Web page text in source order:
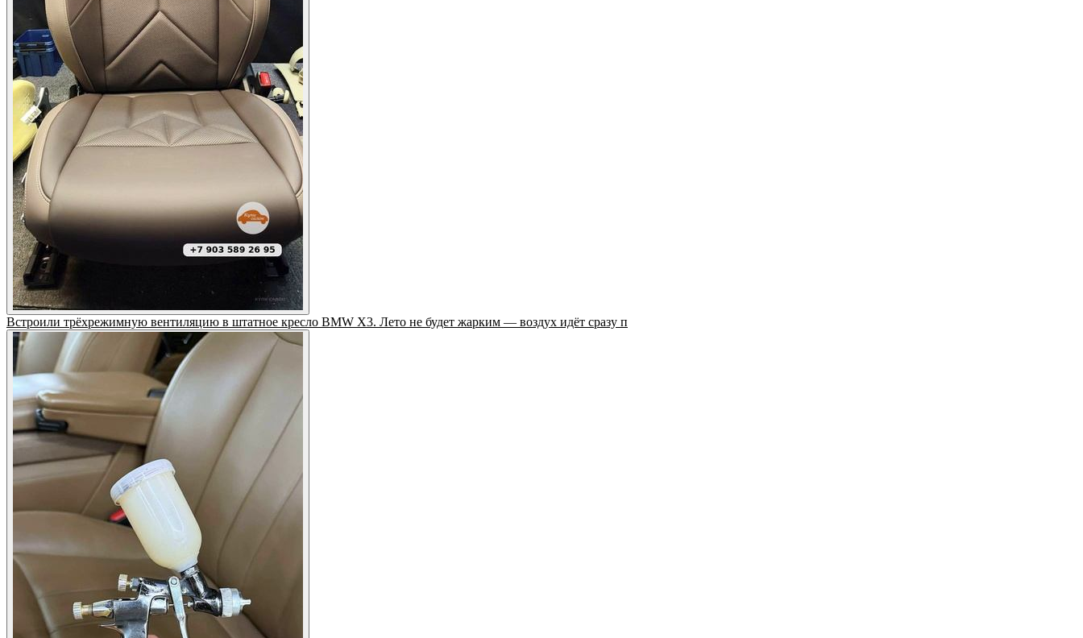
Встроили трёхрежимную вентиляцию в штатное кресло BMW X3. Лето не будет жарким — воздух идёт сразу п